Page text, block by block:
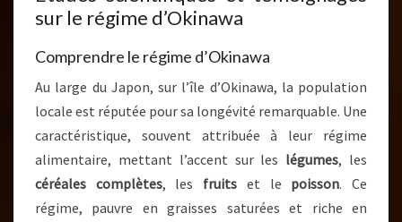
sur le régime d’Okinawa
Comprendre le régime d’Okinawa
Au large du Japon, sur l’île d’Okinawa, la population
locale est réputée pour sa longévité remarquable. Une
caractéristique, souvent attribuée à leur régime
alimentaire, mettant l’accent sur les légumes, les
céréales complètes, les fruits et le poisson. Ce
régime, pauvre en graisses saturées et riche en